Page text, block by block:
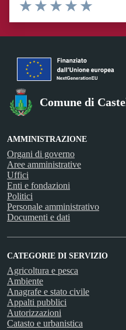
Comune di
AMMINISTRAZIONE
Organi di governo
Aree amministrative
Uffici
Enti e fondazioni
Politici
Personale amministrativo
Documenti e dati
CATEGORIE DI SERVIZIO
Agricoltura e pesca
Ambiente
Anagrafe e stato civile
Appalti pubblici
Autorizzazioni
Catasto e urbanistica